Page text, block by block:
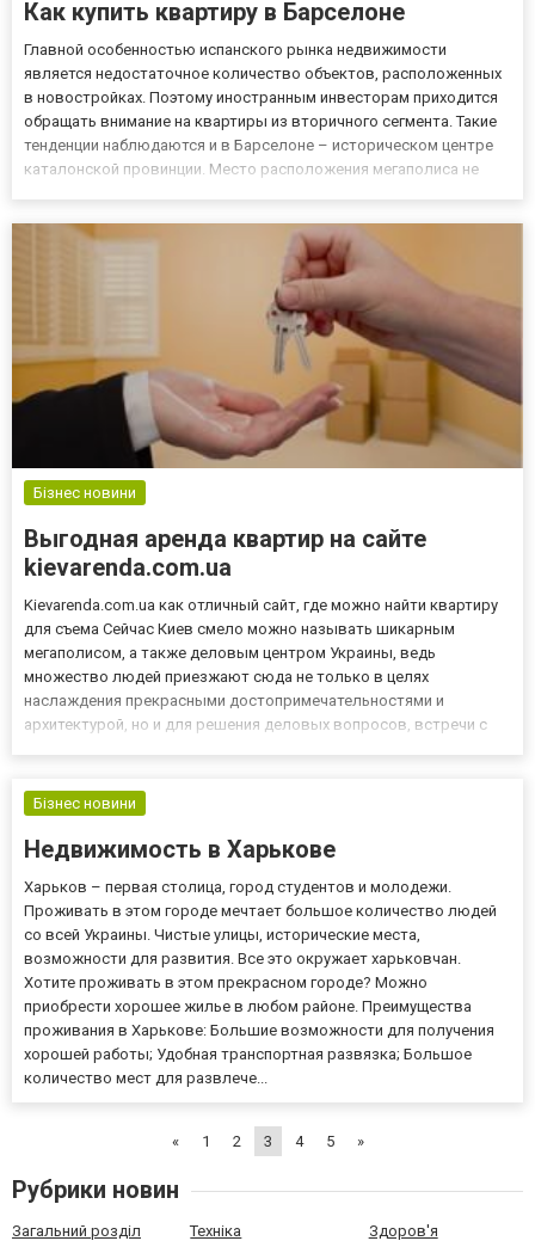
Как купить квартиру в Барселоне
Главной особенностью испанского рынка недвижимости
является недостаточное количество объектов, расположенных
в новостройках. Поэтому иностранным инвесторам приходится
обращать внимание на квартиры из вторичного сегмента. Такие
тенденции наблюдаются и в Барселоне – историческом центре
каталонской провинции. Место расположения мегаполиса не
высокими ма...
Бізнес новини
Выгодная аренда квартир на сайте
kievarenda.com.ua
Kievarenda.com.ua как отличный сайт, где можно найти квартиру
для съема Сейчас Киев смело можно называть шикарным
мегаполисом, а также деловым центром Украины, ведь
множество людей приезжают сюда не только в целях
наслаждения прекрасными достопримечательностями и
архитектурой, но и для решения деловых вопросов, встречи с
предпочитают снимать...
Бізнес новини
Недвижимость в Харькове
Харьков – первая столица, город студентов и молодежи.
Проживать в этом городе мечтает большое количество людей
со всей Украины. Чистые улицы, исторические места,
возможности для развития. Все это окружает харьковчан.
Хотите проживать в этом прекрасном городе? Можно
приобрести хорошее жилье в любом районе. Преимущества
проживания в Харькове: Большие возможности для получения
хорошей работы; Удобная транспортная развязка; Большое
количество мест для развлече...
« 1 2 3 4 5 »
Рубрики новин
Загальний розділ Техніка Здоров'я